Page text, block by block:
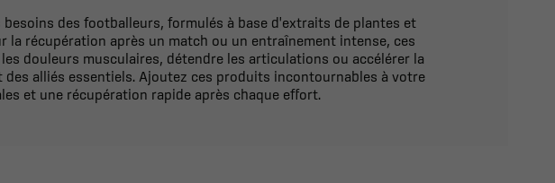
des footballeurs, formulés à base d'extraits de plantes et
récupération après un match ou un entraînement intense, ces
douleurs musculaires, détendre les articulations ou accélérer la
alliés essentiels. Ajoutez ces produits incontournables à votre
et une récupération rapide après chaque effort.